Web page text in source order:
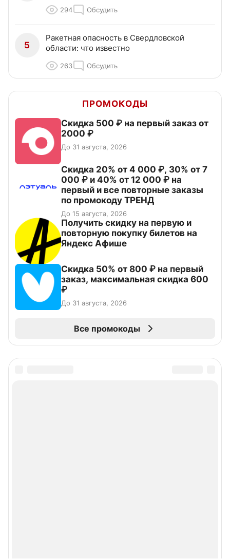
294 Обсудить
5
Ракетная опасность в Свердловской
области: что известно
263 Обсудить
ПРОМОКОДЫ
Скидка 500 ₽ на первый заказ от
2000 ₽
До 31 августа, 2026
Скидка 20% от 4 000 ₽, 30% от 7
000 ₽ и 40% от 12 000 ₽ на
первый и все повторные заказы
по промокоду ТРЕНД
До 15 августа, 2026
Получить скидку на первую и
повторную покупку билетов на
Яндекс Афише
Скидка 50% от 800 ₽ на первый
заказ, максимальная скидка 600
₽
До 31 августа, 2026
Все промокоды